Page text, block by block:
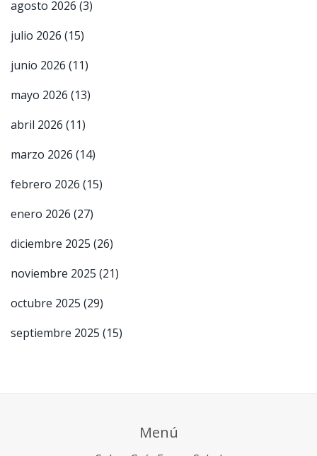
agosto 2026 (3)
julio 2026 (15)
junio 2026 (11)
mayo 2026 (13)
abril 2026 (11)
marzo 2026 (14)
febrero 2026 (15)
enero 2026 (27)
diciembre 2025 (26)
noviembre 2025 (21)
octubre 2025 (29)
septiembre 2025 (15)
Menú